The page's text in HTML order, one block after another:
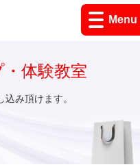
Menu
体験教室
み頂けます。